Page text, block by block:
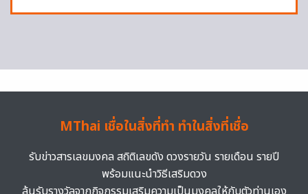
MThai เชื่อในสิ่งที่ทำ ทำในสิ่งที่เชื่อ
รับข่าวสารเลขมงคล สถิติเลขดัง ดวงรายวัน รายเดือน รายปี
พร้อมแนะนำวิธีเสริมดวง